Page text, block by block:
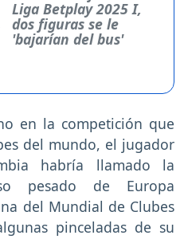
Liga Betplay 2025 I,
dos figuras se le
'bajarían del bus'
en la competición que
del mundo, el jugador
habría llamado la
pesado de Europa
del Mundial de Clubes
pinceladas de su